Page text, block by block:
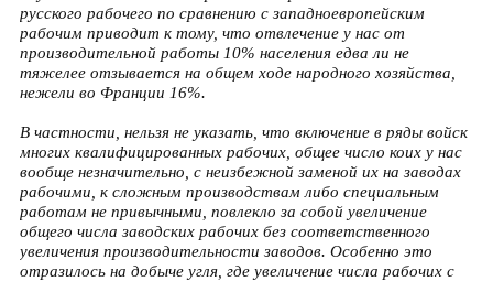
русского рабочего по сравнению с западноевропейским
рабочим приводит к тому, что отвлечение у нас от
производительной работы 10% населения едва ли не
тяжелее отзывается на общем ходе народного хозяйства,
нежели во Франции 16%.
В частности, нельзя не указать, что включение в ряды войск
многих квалифицированных рабочих, общее число коих у нас
вообще незначительно, с неизбежной заменой их на заводах
рабочими, к сложным производствам либо специальным
работам не привычными, повлекло за собой увеличение
общего числа заводских рабочих без соответственного
увеличения производительности заводов. Особенно это
отразилось на добыче угля, где увеличение числа рабочих с